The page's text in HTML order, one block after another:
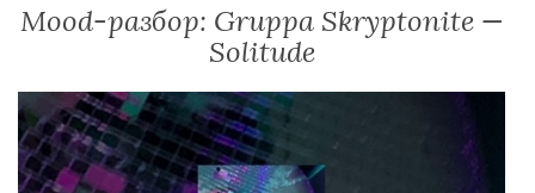
Mood-разбор: Gruppa Skryptonite —
Solitude